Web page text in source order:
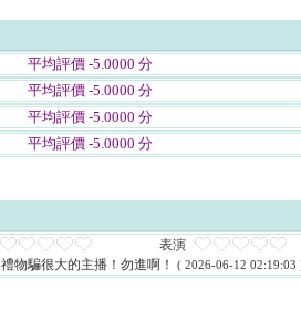
平均評價 -5.0000 分
平均評價 -5.0000 分
平均評價 -5.0000 分
平均評價 -5.0000 分
表演
禮物騙很大的主播！勿進啊！ ( 2026-06-12 02:19:03